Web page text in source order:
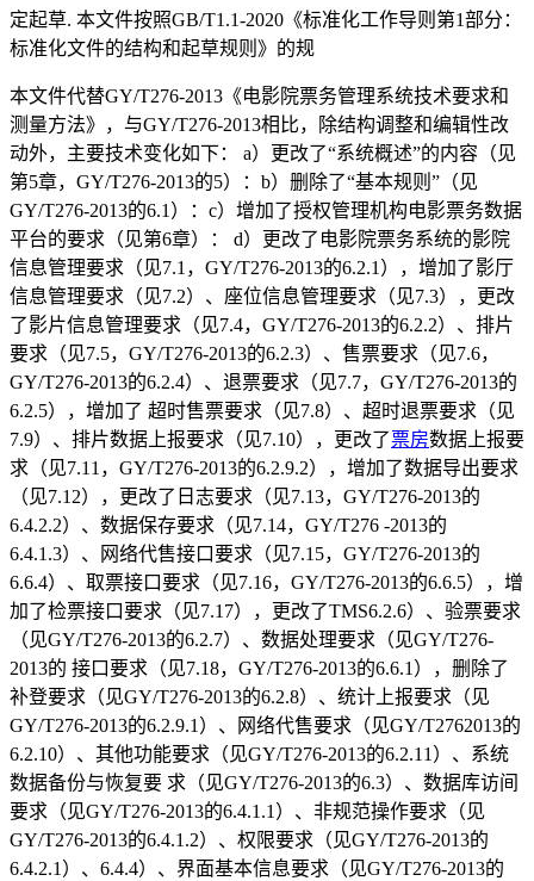
定起草. 本文件按照GB/T1.1-2020《标准化工作导则第1部分：
标准化文件的结构和起草规则》的规
本文件代替GY/T276-2013《电影院票务管理系统技术要求和
测量方法》，与GY/T276-2013相比，除结构调整和编辑性改
动外，主要技术变化如下： a）更改了“系统概述”的内容（见
第5章，GY/T276-2013的5）：b）删除了“基本规则”（见
GY/T276-2013的6.1）：c）增加了授权管理机构电影票务数据
平台的要求（见第6章）： d）更改了电影院票务系统的影院
信息管理要求（见7.1，GY/T276-2013的6.2.1），增加了影厅
信息管理要求（见7.2）、座位信息管理要求（见7.3），更改
了影片信息管理要求（见7.4，GY/T276-2013的6.2.2）、排片
要求（见7.5，GY/T276-2013的6.2.3）、售票要求（见7.6，
GY/T276-2013的6.2.4）、退票要求（见7.7，GY/T276-2013的
6.2.5），增加了 超时售票要求（见7.8）、超时退票要求（见
7.9）、排片数据上报要求（见7.10），更改了票房数据上报要
求（见7.11，GY/T276-2013的6.2.9.2），增加了数据导出要求
（见7.12），更改了日志要求（见7.13，GY/T276-2013的
6.4.2.2）、数据保存要求（见7.14，GY/T276 -2013的
6.4.1.3）、网络代售接口要求（见7.15，GY/T276-2013的
6.6.4）、取票接口要求（见7.16，GY/T276-2013的6.6.5），增
加了检票接口要求（见7.17），更改了TMS6.2.6）、验票要求
（见GY/T276-2013的6.2.7）、数据处理要求（见GY/T276-
2013的 接口要求（见7.18，GY/T276-2013的6.6.1），删除了
补登要求（见GY/T276-2013的6.2.8）、统计上报要求（见
GY/T276-2013的6.2.9.1）、网络代售要求（见GY/T2762013的
6.2.10）、其他功能要求（见GY/T276-2013的6.2.11）、系统
数据备份与恢复要 求（见GY/T276-2013的6.3）、数据库访间
要求（见GY/T276-2013的6.4.1.1）、非规范操作要求（见
GY/T276-2013的6.4.1.2）、权限要求（见GY/T276-2013的
6.4.2.1）、6.4.4）、界面基本信息要求（见GY/T276-2013的